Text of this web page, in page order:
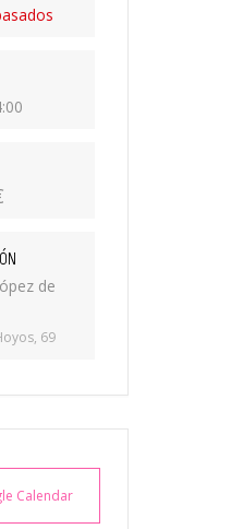
de
69
Calendar